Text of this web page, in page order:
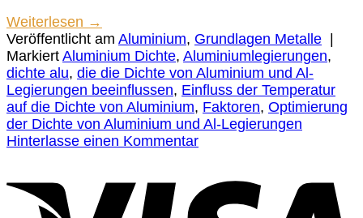
Weiterlesen →
Veröffentlicht am Aluminium, Grundlagen Metalle
Markiert Aluminium Dichte, Aluminiumlegierungen,
dichte alu, die die Dichte von Aluminium und Al-
Legierungen beeinflussen, Einfluss der Temperatur
auf die Dichte von Aluminium, Faktoren, Optimierung
der Dichte von Aluminium und Al-Legierungen
Hinterlasse einen Kommentar